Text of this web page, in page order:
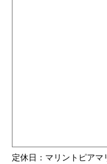
定休日：マリントピアマ